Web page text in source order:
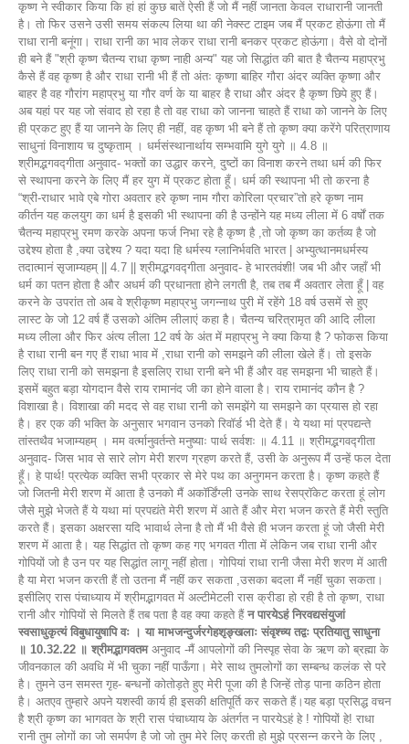
कृष्ण ने स्वीकार किया कि हां हां कुछ बातें ऐसी हैं जो मैं नहीं जानता केवल राधारानी जानती
है। तो फिर उसने उसी समय संकल्प लिया था की नेक्स्ट टाइम जब मैं प्रकट होऊंगा तो मैं
राधा रानी बनूंगा। राधा रानी का भाव लेकर राधा रानी बनकर प्रकट होऊंगा। वैसे वो दोनों
ही बने हैं "श्री कृष्ण चैतन्य राधा कृष्ण नाही अन्य" यह जो सिद्धांत की बात है चैतन्य महाप्रभु
कैसे हैं वह कृष्ण है और राधा रानी भी हैं तो अंतः कृष्णा बाहिर गौरा अंदर व्यक्ति कृष्णा और
बाहर है वह गौरांग महाप्रभु या गौर वर्ण के या बाहर है राधा और अंदर है कृष्ण छिपे हुए हैं।
अब यहां पर यह जो संवाद हो रहा है तो वह राधा को जानना चाहते हैं राधा को जानने के लिए
ही प्रकट हुए हैं या जानने के लिए ही नहीं, वह कृष्ण भी बने हैं तो कृष्ण क्या करेंगे परित्राणाय
साधुनां विनाशाय च दुष्कृताम् । धर्मसंस्थानार्थाय सम्भवामि युगे युगे ॥ 4.8 ॥
श्रीमद्भगवद्गीता अनुवाद- भक्तों का उद्धार करने, दुष्टों का विनाश करने तथा धर्म की फिर
से स्थापना करने के लिए मैं हर युग में प्रकट होता हूँ। धर्म की स्थापना भी तो करना है
“श्री-राधार भावे एबे गोरा अवतार हरे कृष्ण नाम गौरा कोरिला प्रचार”तो हरे कृष्ण नाम
कीर्तन यह कलयुग का धर्म है इसकी भी स्थापना की है उन्होंने यह मध्य लीला में 6 वर्षों तक
चैतन्य महाप्रभु रमण करके अपना फर्ज निभा रहे है कृष्ण है ,तो जो कृष्ण का कर्तव्य है जो
उद्देश्य होता है ,क्या उद्देश्य ? यदा यदा हि धर्मस्य ग्लानिर्भवति भारत | अभ्युत्थानमधर्मस्य
तदात्मानं सृजाम्यहम् || 4.7 || श्रीमद्भगवद्गीता अनुवाद- हे भारतवंशी! जब भी और जहाँ भी
धर्म का पतन होता है और अधर्म की प्रधानता होने लगती है, तब तब मैं अवतार लेता हूँ | वह
करने के उपरांत तो अब वे श्रीकृष्ण महाप्रभु जगन्नाथ पुरी में रहेंगे 18 वर्ष उसमें से हुए
लास्ट के जो 12 वर्ष हैं उसको अंतिम लीलाएं कहा है। चैतन्य चरित्रामृत की आदि लीला
मध्य लीला और फिर अंत्य लीला 12 वर्ष के अंत में महाप्रभु ने क्या किया है ? फोकस किया
है राधा रानी बन गए हैं राधा भाव में ,राधा रानी को समझने की लीला खेले हैं। तो इसके
लिए राधा रानी को समझना है इसलिए राधा रानी बने भी हैं और वह समझना भी चाहते हैं।
इसमें बहुत बड़ा योगदान वैसे राय रामानंद जी का होने वाला है। राय रामानंद कौन है ?
विशाखा है। विशाखा की मदद से वह राधा रानी को समझेंगे या समझने का प्रयास हो रहा
है। हर एक की भक्ति के अनुसार भगवान उनको रिवॉर्ड भी देते हैं। ये यथा मां प्रपद्यन्ते
तांस्तथैव भजाम्यहम् । मम वर्त्मानुवर्तन्ते मनुष्याः पार्थ सर्वशः ॥ 4.11 ॥ श्रीमद्भगवद्गीता
अनुवाद- जिस भाव से सारे लोग मेरी शरण ग्रहण करते हैं, उसी के अनुरूप मैं उन्हें फल देता
हूँ। हे पार्थ! प्रत्येक व्यक्ति सभी प्रकार से मेरे पथ का अनुगमन करता है। कृष्ण कहते हैं
जो जितनी मेरी शरण में आता है उनको मैं अकॉर्डिंग्ली उनके साथ रेसप्रॉकेट करता हूं लोग
जैसे मुझे भेजते हैं ये यथा मां प्रपद्यंते मेरी शरण में आते हैं और मेरा भजन करते हैं मेरी स्तुति
करते हैं। इसका अक्षरसा यदि भावार्थ लेना है तो मैं भी वैसे ही भजन करता हूं जो जैसी मेरी
शरण में आता है। यह सिद्धांत तो कृष्ण कह गए भगवत गीता में लेकिन जब राधा रानी और
गोपियों जो है उन पर यह सिद्धांत लागू नहीं होता। गोपियां राधा रानी जैसा मेरी शरण में आती
है या मेरा भजन करती हैं तो उतना मैं नहीं कर सकता ,उसका बदला मैं नहीं चुका सकता।
इसीलिए रास पंचाध्याय में श्रीमद्भागवत में अल्टीमेटली रास क्रीडा हो रही है तो कृष्ण, राधा
रानी और गोपियों से मिलते हैं तब पता है वह क्या कहते हैं न पारयेऽहं निरवद्यसंयुजां
स्वसाधुकृत्यं विबुधायुषापि वः । या माभजन्दुर्जरगेहशृङ्खलाः संवृश्च्य तद्वः प्रतियातु साधुना
॥ 10.32.22 ॥ श्रीमद्भागवतमअनुवाद -मैं आपलोगों की निस्पृह सेवा के ऋण को ब्रह्मा के
जीवनकाल की अवधि में भी चुका नहीं पाऊँगा। मेरे साथ तुमलोगों का सम्बन्ध कलंक से परे
है। तुमने उन समस्त गृह- बन्धनों कोतोड़ते हुए मेरी पूजा की है जिन्हें तोड़ पाना कठिन होता
है। अतएव तुम्हारे अपने यशस्वी कार्य ही इसकी क्षतिपूर्ति कर सकते हैं।यह बड़ा प्रसिद्ध वचन
है श्री कृष्ण का भागवत के श्री रास पंचाध्याय के अंतर्गत न पारयेऽहं हे ! गोपियों हे! राधा
रानी तुम लोगों का जो समर्पण है जो जो तुम मेरे लिए करती हो मुझे प्रसन्न करने के लिए ,